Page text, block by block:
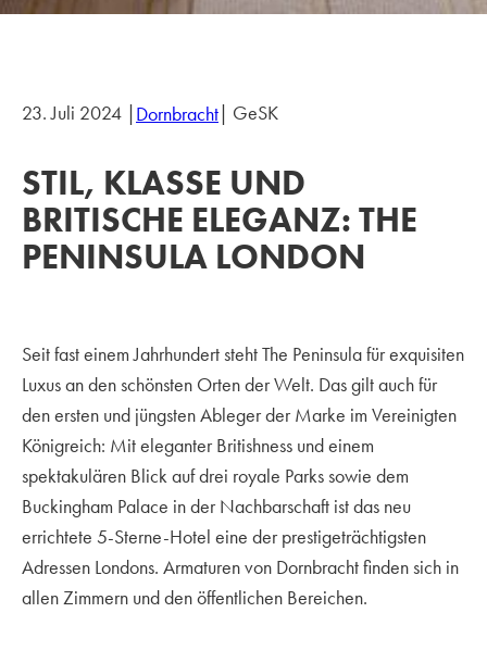
23. Juli 2024 |Dornbracht| GeSK
STIL, KLASSE UND
BRITISCHE ELEGANZ: THE
PENINSULA LONDON
Seit fast einem Jahrhundert steht The Peninsula für exquisiten
Luxus an den schönsten Orten der Welt. Das gilt auch für
den ersten und jüngsten Ableger der Marke im Vereinigten
Königreich: Mit eleganter Britishness und einem
spektakulären Blick auf drei royale Parks sowie dem
Buckingham Palace in der Nachbarschaft ist das neu
errichtete 5-Sterne-Hotel eine der prestigeträchtigsten
Adressen Londons. Armaturen von Dornbracht finden sich in
allen Zimmern und den öffentlichen Bereichen.